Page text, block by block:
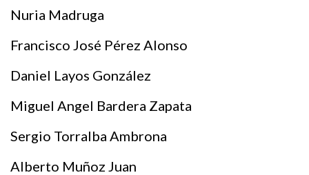
Nuria Madruga
Francisco José Pérez Alonso
Daniel Layos González
Miguel Angel Bardera Zapata
Sergio Torralba Ambrona
Alberto Muñoz Juan